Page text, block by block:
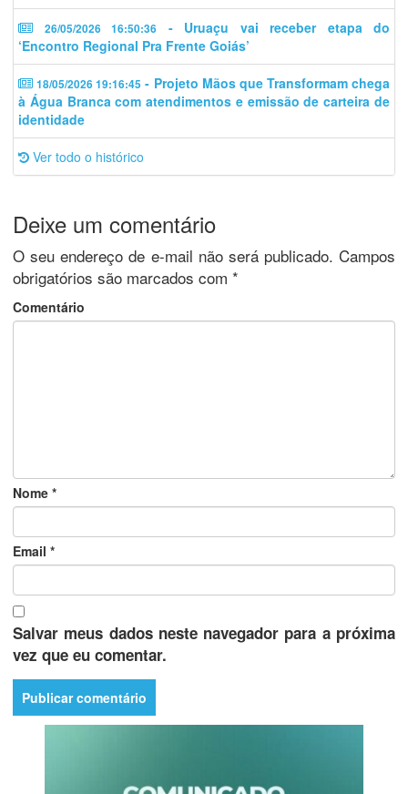
26/05/2026 16:50:36
- Uruaçu vai receber etapa do
‘Encontro Regional Pra Frente Goiás’
18/05/2026 19:16:45 - Projeto Mãos que Transformam chega
à Água Branca com atendimentos e emissão de carteira de
identidade
Ver todo o histórico
Deixe um comentário
O seu endereço de e-mail não será publicado. Campos
obrigatórios são marcados com *
Comentário
Nome *
Email *
Salvar meus dados neste navegador para a próxima
vez que eu comentar.